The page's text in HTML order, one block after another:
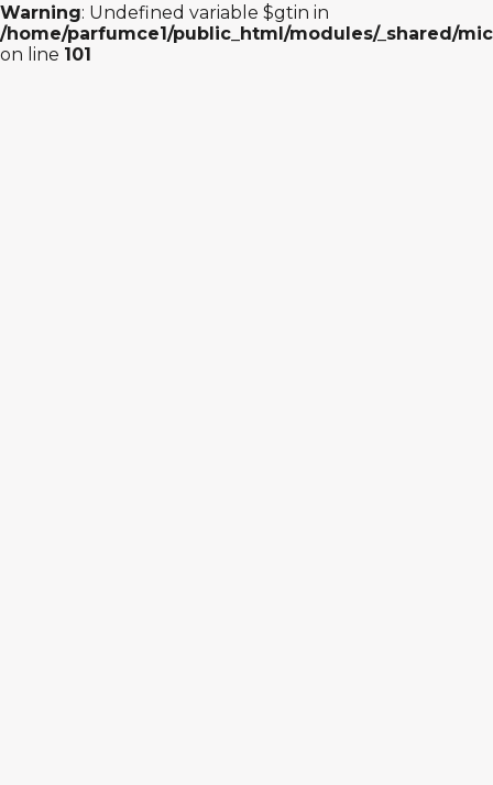
Warning: Undefined variable $gtin in
/home/parfumce1/public_html/modules/_shared/
on line 101